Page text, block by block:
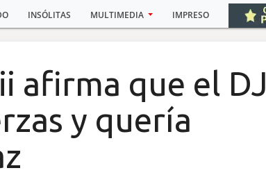
INSÓLITAS MULTIMEDIA IMPRESO
afirma que el DJ
y quería